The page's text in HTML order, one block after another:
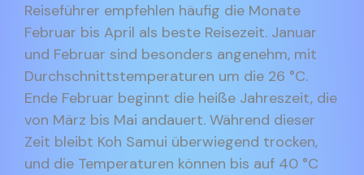
Reiseführer empfehlen häufig die Monate
Februar bis April als beste Reisezeit. Januar
und Februar sind besonders angenehm, mit
Durchschnittstemperaturen um die 26 °C.
Ende Februar beginnt die heiße Jahreszeit, die
von März bis Mai andauert. Während dieser
Zeit bleibt Koh Samui überwiegend trocken,
und die Temperaturen können bis auf 40 °C